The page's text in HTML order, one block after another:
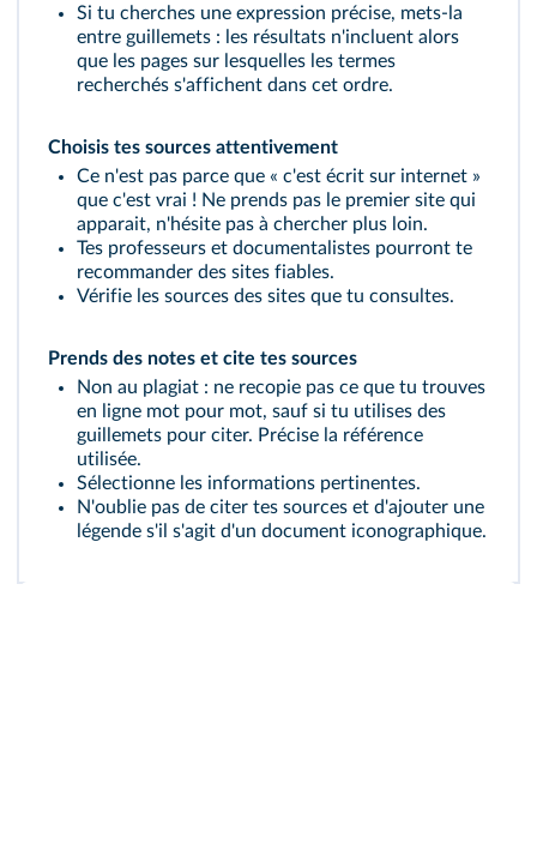
Si tu cherches une expression précise, mets-la
entre guillemets : les résultats n'incluent alors
que les pages sur lesquelles les termes
recherchés s'affichent dans cet ordre.
Choisis tes sources attentivement
Ce n'est pas parce que « c'est écrit sur internet »
que c'est vrai ! Ne prends pas le premier site qui
apparait, n'hésite pas à chercher plus loin.
Tes professeurs et documentalistes pourront te
recommander des sites fiables.
Vérifie les sources des sites que tu consultes.
Prends des notes et cite tes sources
Non au plagiat : ne recopie pas ce que tu trouves
en ligne mot pour mot, sauf si tu utilises des
guillemets pour citer. Précise la référence
utilisée.
Sélectionne les informations pertinentes.
N'oublie pas de citer tes sources et d'ajouter une
légende s'il s'agit d'un document iconographique.